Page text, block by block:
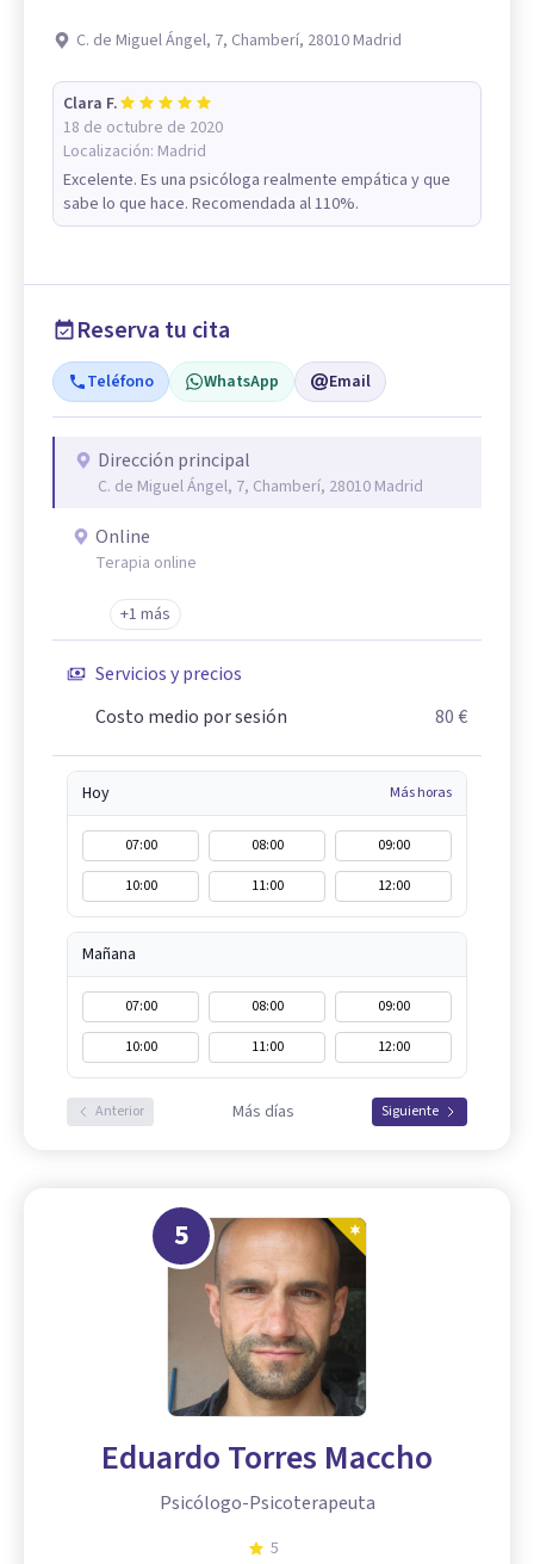
C. de Miguel Ángel, 7, Chamberí, 28010 Madrid
Clara F.
18 de octubre de 2020
Localización: Madrid
Excelente. Es una psicóloga realmente empática y que
sabe lo que hace. Recomendada al 110%.
Reserva tu cita
Teléfono WhatsApp Email
Dirección principal
C. de Miguel Ángel, 7, Chamberí, 28010 Madrid
Online
Terapia online
+1 más
Servicios y precios
Costo medio por sesión
80 €
Hoy Más horas
07:00 08:00
09:00
10:00
11:00 12:00
Mañana
07:00 08:00
09:00
10:00
11:00 12:00
Anterior Más días Siguiente
5
Eduardo Torres Maccho
Psicólogo-Psicoterapeuta
5